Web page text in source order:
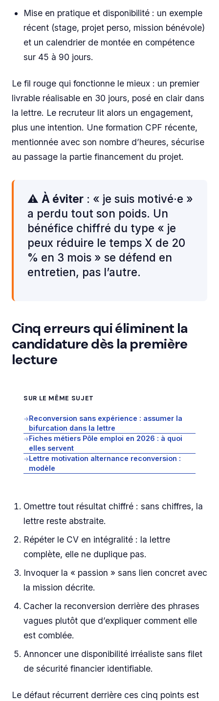
Mise en pratique et disponibilité : un exemple
récent (stage, projet perso, mission bénévole)
et un calendrier de montée en compétence
sur 45 à 90 jours.
Le fil rouge qui fonctionne le mieux : un premier
livrable réalisable en 30 jours, posé en clair dans
la lettre. Le recruteur lit alors un engagement,
plus une intention. Une formation CPF récente,
mentionnée avec son nombre d’heures, sécurise
au passage la partie financement du projet.
⚠️ À éviter : « je suis motivé·e »
a perdu tout son poids. Un
bénéfice chiffré du type « je
peux réduire le temps X de 20
% en 3 mois » se défend en
entretien, pas l’autre.
Cinq erreurs qui éliminent la
candidature dès la première
lecture
SUR LE MÊME SUJET
→Reconversion sans expérience : assumer la
bifurcation dans la lettre
→Fiches métiers Pôle emploi en 2026 : à quoi
elles servent
→Lettre motivation alternance reconversion :
modèle
Omettre tout résultat chiffré : sans chiffres, la
lettre reste abstraite.
Répéter le CV en intégralité : la lettre
complète, elle ne duplique pas.
Invoquer la « passion » sans lien concret avec
la mission décrite.
Cacher la reconversion derrière des phrases
vagues plutôt que d’expliquer comment elle
est comblée.
Annoncer une disponibilité irréaliste sans filet
de sécurité financier identifiable.
Le défaut récurrent derrière ces cinq points est